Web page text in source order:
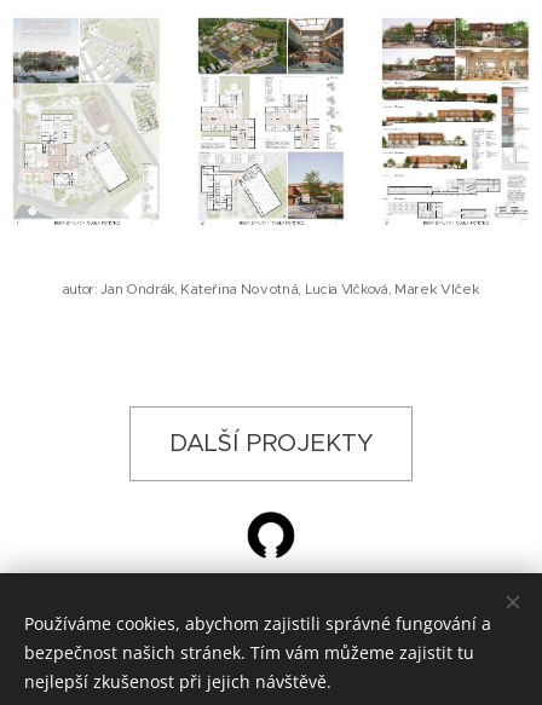
autor: Jan Ondrák, Kateřina Novotná, Lucia Vlčková, Marek Vlček
DALŠÍ PROJEKTY
© 2024 ŽÁROVKA ARCHITEKTI, Křižíkova 788, Hradec Králové
architektonická kancelář
Používáme cookies, abychom zajistili správné fungování a
bezpečnost našich stránek. Tím vám můžeme zajistit tu
nejlepší zkušenost při jejich návštěvě.